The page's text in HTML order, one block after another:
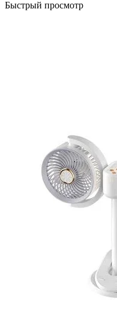
Быстрый просмотр